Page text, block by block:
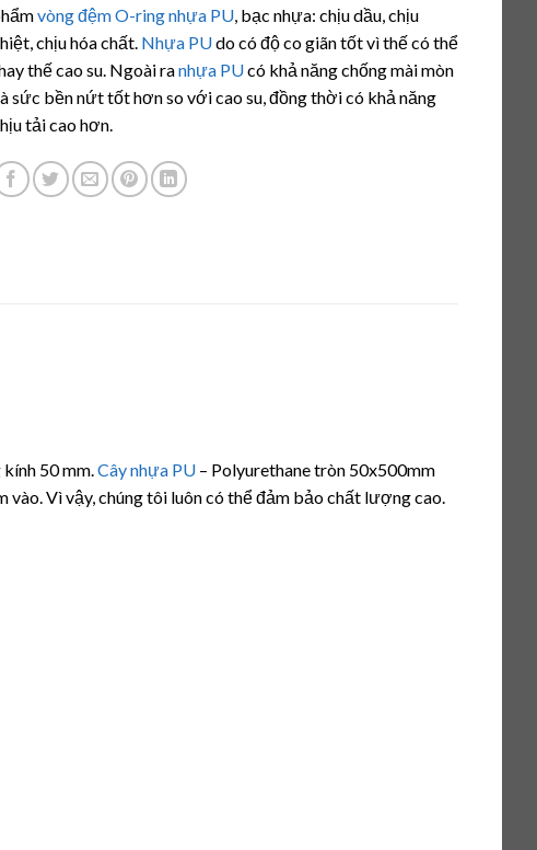
giá
vòng đệm O-ring nhựa PU, bạc nhựa: chịu dầu, chịu
chịu hóa chất. Nhựa PUdo có độ co giãn tốt vì thế có thể
thế cao su. Ngoài ranhựa PUcó khả năng chống mài mòn
sức bền nứt tốt hơn so với cao su, đồng thời có khả năng
tải cao hơn.
50 mm. Cây nhựa PU – Polyurethane tròn 50x500mm
Vì vậy, chúng tôi luôn có thể đảm bảo chất lượng cao.